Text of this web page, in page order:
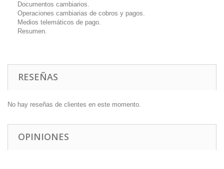
Documentos cambiarios.
Operaciones cambiarias de cobros y pagos.
Medios telemáticos de pago.
Resumen.
RESEÑAS
No hay reseñas de clientes en este momento.
OPINIONES